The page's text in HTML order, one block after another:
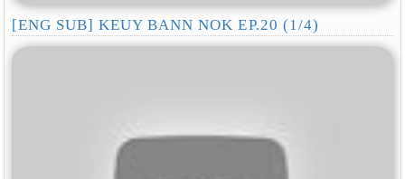
[ENG SUB] KEUY BANN NOK EP.20 (1/4)